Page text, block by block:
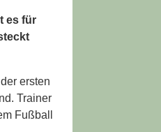
es für
ersten
Trainer
Fußball